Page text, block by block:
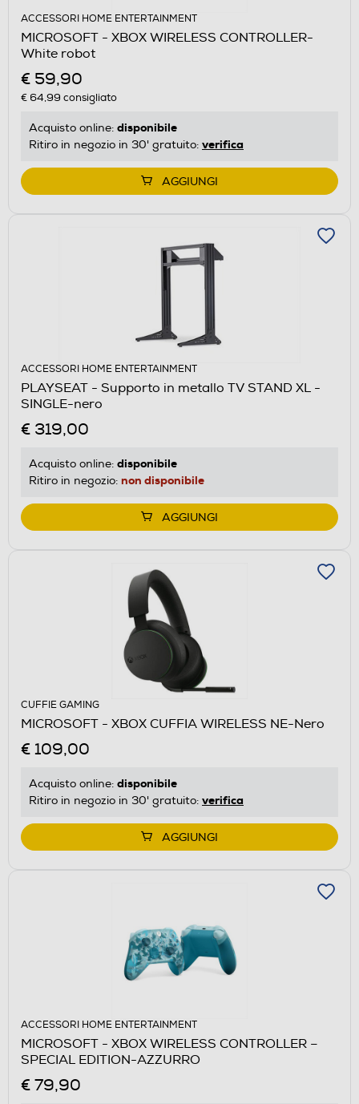
ACCESSORI HOME ENTERTAINMENT
MICROSOFT - XBOX WIRELESS CONTROLLER-
White robot
€ 59,90
€ 64,99 consigliato
Acquisto online: disponibile
Ritiro in negozio in 30' gratuito: verifica
AGGIUNGI
ACCESSORI HOME ENTERTAINMENT
PLAYSEAT - Supporto in metallo TV STAND XL -
SINGLE-nero
€ 319,00
Acquisto online: disponibile
Ritiro in negozio: non disponibile
AGGIUNGI
CUFFIE GAMING
MICROSOFT - XBOX CUFFIA WIRELESS NE-Nero
€ 109,00
Acquisto online: disponibile
Ritiro in negozio in 30' gratuito: verifica
AGGIUNGI
ACCESSORI HOME ENTERTAINMENT
MICROSOFT - XBOX WIRELESS CONTROLLER –
SPECIAL EDITION-AZZURRO
€ 79,90